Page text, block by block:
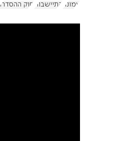
עמונה
התיישבות חוק ההסדרה